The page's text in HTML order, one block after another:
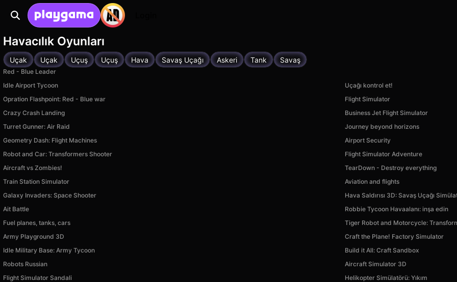
Havacılık Oyunları
Uçak Uçak Uçuş Uçuş Hava Savaş Uçağı Askeri Tank Savaş
Red - Blue Leader
Idle Airport Tycoon
Uçağı kontrol et!
Opration Flashpoint: Red - Blue war
Flight Simulator
Crazy Crash Landing
Business Jet Flight Simulator
Turret Gunner: Air Raid
Journey beyond horizons
Geometry Dash: Flight Machines
Airport Security
Robot and Car: Transformers Shooter
Flight Simulator Adventure
Aircraft vs Zombies!
TearDown - Destroy everything
Train Station Simulator
Aviation and flights
Galaxy Invaders: Space Shooter
Hava Saldırısı 3D: Savaş Uçağı
Ait Battle
Robbie Tycoon Havaalanı: inşa edin
Fuel planes, tanks, cars
Tiger Robot and Motorcycle:
Army Playground 3D
Craft the Plane! Factory Simulator
Idle Military Base: Army Tycoon
Build it All: Craft Sandbox
Robots Russian
Aircraft Simulator 3D
Flight Simulator Sandali
Helikopter Simülatörü: Yıkım